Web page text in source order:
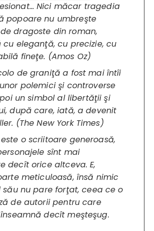
Nici măcar tragedia
popoare nu umbreşte
dragoste din roman,
eleganţă, cu precizie, cu
fineţe. (Amos Oz)
de graniţă a fost mai întîi
polemici şi controverse
un simbol al libertăţii şi
după care, iată, a devenit
(The New York Times)
o scriitoare generoasă,
sînt mai
decît orice altceva. E,
meticuloasă, însă nimic
său nu pare forţat, ceea ce o
de autorii pentru care
decît meşteşug.